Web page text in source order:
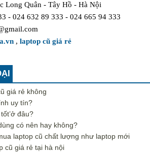
Long Quân - Tây Hồ - Hà Nội
- 024 632 89 333 - 024 665 94 333
, laptop cũ giá rẻ
giá rẻ không
uy tín?
đâu?
có nên hay không?
laptop cũ chất lượng như laptop mới
cũ giá rẻ tại hà nội